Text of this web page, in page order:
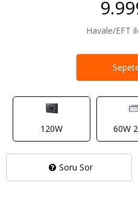
Soru Sor
Havale/EFT
120W 60W